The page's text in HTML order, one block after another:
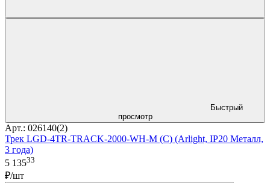
Быстрый
просмотр
Арт.: 026140(2)
Трек LGD-4TR-TRACK-2000-WH-M (C) (Arlight, IP20 Металл,
3 года)
5 13533
₽/шт